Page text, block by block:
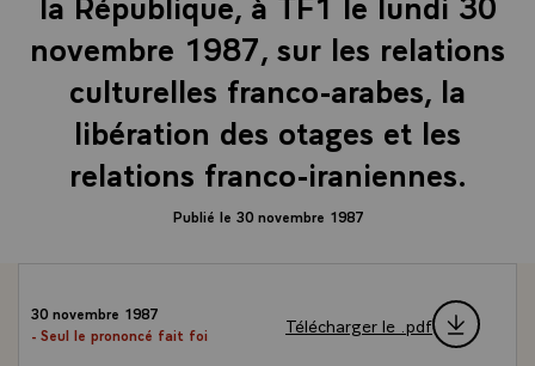
novembre 1987, sur les relations
culturelles franco-arabes, la
libération des otages et les
relations franco-iraniennes.
Publié le 30 novembre 1987
30 novembre 1987
- Seul le prononcé fait foi
Télécharger le .pdf